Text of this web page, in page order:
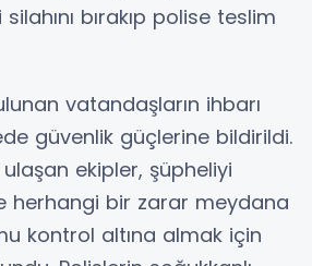
bırakıp polise teslim
vatandaşların ihbarı
güvenlik güçlerine bildirildi.
ekipler, şüpheliyi
herhangi bir zarar meydana
kontrol altına almak için